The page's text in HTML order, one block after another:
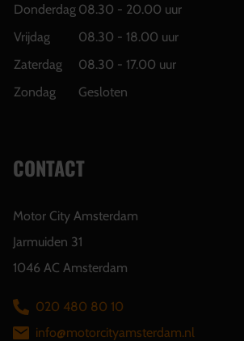
Donderdag 08.30 - 20.00 uur
Vrijdag
08.30 - 18.00 uur
Zaterdag
08.30 - 17.00 uur
Zondag
Gesloten
CONTACT
Motor City Amsterdam
Jarmuiden 31
1046 AC Amsterdam
020 480 80 10
info@motorcityamsterdam.nl